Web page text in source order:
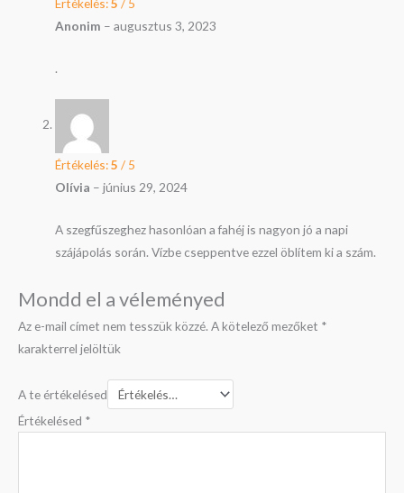
Értékelés:5 / 5
Anonim – augusztus 3, 2023
.
Értékelés:5 / 5
Olívia – június 29, 2024
A szegfűszeghez hasonlóan a fahéj is nagyon jó a napi
szájápolás során. Vízbe cseppentve ezzel öblítem ki a szám.
Mondd el a véleményed
Az e-mail címet nem tesszük közzé. A kötelező mezőket *
karakterrel jelöltük
A te értékelésed
Értékelésed *